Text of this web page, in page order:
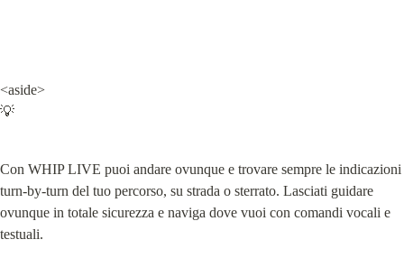
<aside>
💡
Con WHIP LIVE puoi andare ovunque e trovare sempre le indicazioni
turn-by-turn del tuo percorso, su strada o sterrato. Lasciati guidare
ovunque in totale sicurezza e naviga dove vuoi con comandi vocali e
testuali.